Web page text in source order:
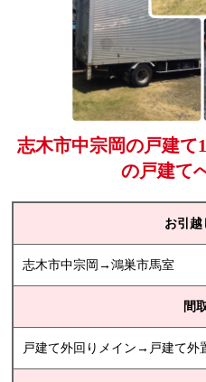
志木市中宗岡の戸建て
の戸建て
お引越
志木市中宗岡→鴻巣市馬室
間
戸建て外回りメイン→戸建て外